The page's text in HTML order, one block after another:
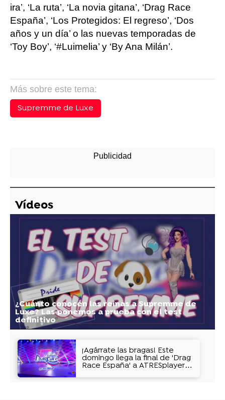
ira’, ‘La ruta’, ‘La novia gitana’, ‘Drag Race
España’, ‘Los Protegidos: El regreso’, ‘Dos
años y un día’ o las nuevas temporadas de
‘Toy Boy’, ‘#Luimelia’ y ‘By Ana Milán’.
Más sobre este tema:
Supremme de Luxe
Vídeos
¿Cuánto conocen las reinas a Supremme de
Luxe? Las ponemos a prueba con el test
definitivo
¡Agárrate las bragas! Este
domingo llega la final de 'Drag
Race España' a ATRESplayer